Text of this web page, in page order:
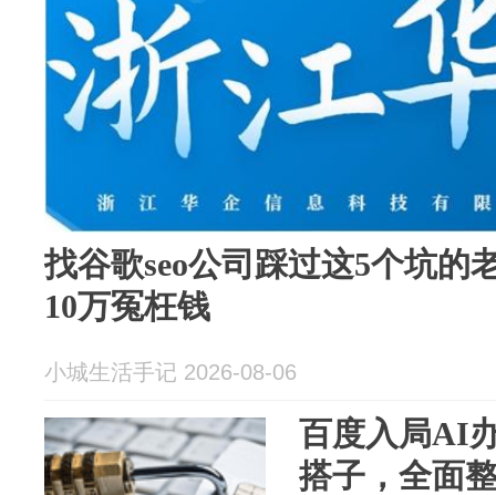
找谷歌seo公司踩过这5个坑的
10万冤枉钱
小城生活手记 2026-08-06
百度入局AI
搭子，全面